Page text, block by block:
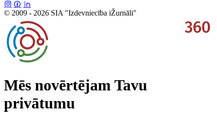
© 2009 - 2026 SIA "Izdevniecība iŽurnāli"
Mēs novērtējam Tavu
privātumu